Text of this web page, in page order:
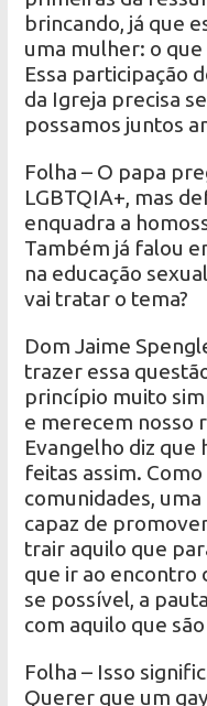
brincando, já que
uma mulher: o que
Essa participação
da Igreja precisa
possamos juntos
Folha – O papa
LGBTQIA+, mas
enquadra a
Também já falou
na educação
vai tratar o tema?
Dom Jaime
trazer essa
princípio muito
e merecem nosso
Evangelho diz que
feitas assim.
comunidades,
capaz de
trair aquilo que
que ir ao encontro
se possível, a
com aquilo que
Folha – Isso
Querer que um